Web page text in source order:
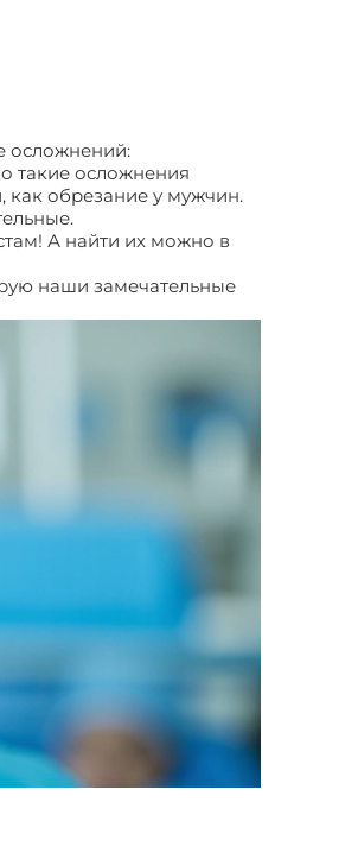
осложнений:
такие осложнения
как обрезание у мужчин.
А найти их можно в
наши замечательные